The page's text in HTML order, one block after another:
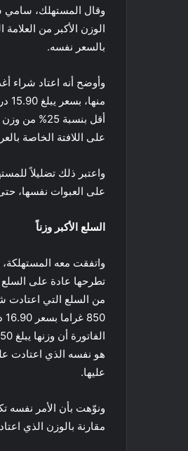
وقال المستهلك، سامي
بالسعر نفسه.
أقل بنسبة
على اللافتة الخاصة
واعتبر ذلك تضليلاً
على العبوات نفسها،
السلع الأكبر وزناً
واتفقت معه
من السلع التي اعتادت
هو نفسه الذي اعتادت
عليها.
مقارنة بالوزن الذي